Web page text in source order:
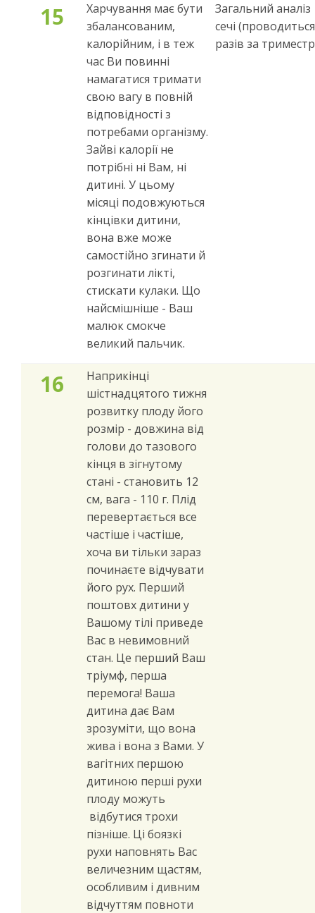
15
Харчування має бути
збалансованим,
калорійним, і в теж
час Ви повинні
намагатися тримати
свою вагу в повній
відповідності з
потребами організму.
Зайві калорії не
потрібні ні Вам, ні
дитині. У цьому
місяці подовжуються
кінцівки дитини,
вона вже може
самостійно згинати й
розгинати лікті,
стискати кулаки. Що
найсмішніше - Ваш
малюк смокче
великий пальчик.
Загальний аналіз
сечі
разів за
16
Наприкінці
шістнадцятого тижня
розвитку плоду його
розмір - довжина від
голови до тазового
кінця в зігнутому
стані - становить 12
см, вага - 110 г. Плід
перевертається все
частіше і частіше,
хоча ви тільки зараз
починаєте відчувати
його рух. Перший
поштовх дитини у
Вашому тілі приведе
Вас в невимовний
стан. Це перший Ваш
тріумф, перша
перемога! Ваша
дитина дає Вам
зрозуміти, що вона
жива і вона з Вами. У
вагітних першою
дитиною перші рухи
плоду можуть
відбутися трохи
пізніше. Ці боязкі
рухи наповнять Вас
величезним щастям,
особливим і дивним
відчуттям повноти